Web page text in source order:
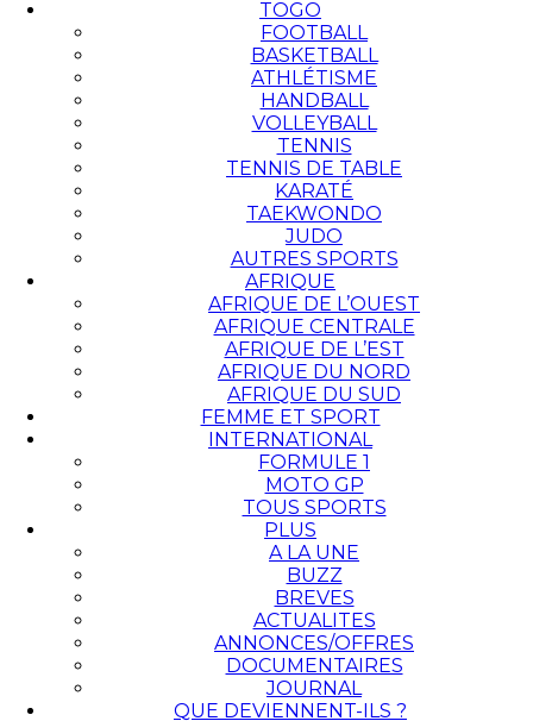
TOGO
FOOTBALL
BASKETBALL
ATHLÉTISME
HANDBALL
VOLLEYBALL
TENNIS
TENNIS DE TABLE
KARATÉ
TAEKWONDO
JUDO
AUTRES SPORTS
AFRIQUE
AFRIQUE DE L’OUEST
AFRIQUE CENTRALE
AFRIQUE DE L’EST
AFRIQUE DU NORD
AFRIQUE DU SUD
FEMME ET SPORT
INTERNATIONAL
FORMULE 1
MOTO GP
TOUS SPORTS
PLUS
A LA UNE
BUZZ
BREVES
ACTUALITES
ANNONCES/OFFRES
DOCUMENTAIRES
JOURNAL
QUE DEVIENNENT-ILS ?